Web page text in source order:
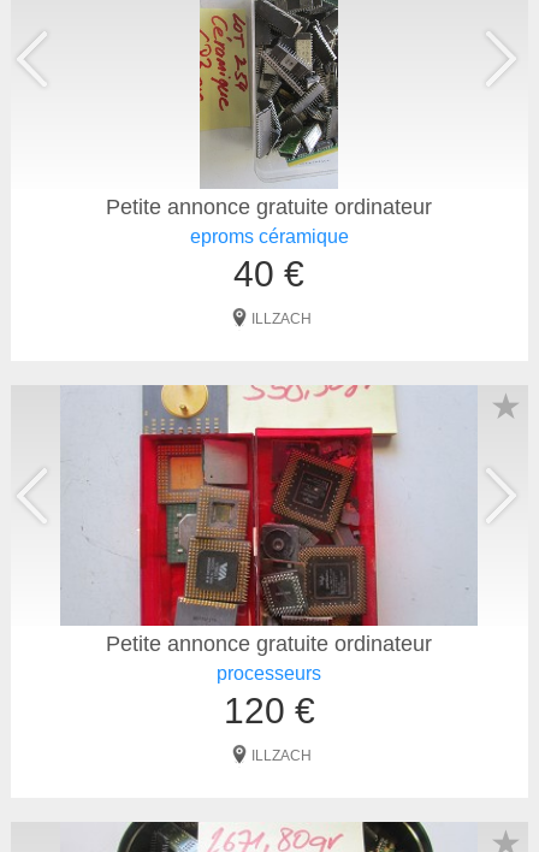
Petite annonce gratuite ordinateur
eproms céramique
40 €
ILLZACH
Petite annonce gratuite ordinateur
processeurs
120 €
ILLZACH
★
★